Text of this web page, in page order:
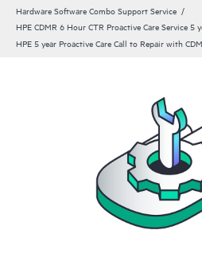
Hardware Software Combo Support Service
HPE CDMR 6 Hour CTR Proactive Care Service 5
HPE 5 year Proactive Care Call to Repair with